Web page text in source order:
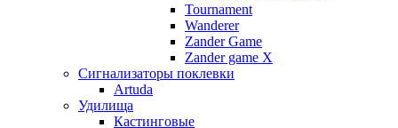
Tournament
Wanderer
Zander Game
Zander game X
Сигнализаторы поклевки
Artuda
Удилища
Кастинговые